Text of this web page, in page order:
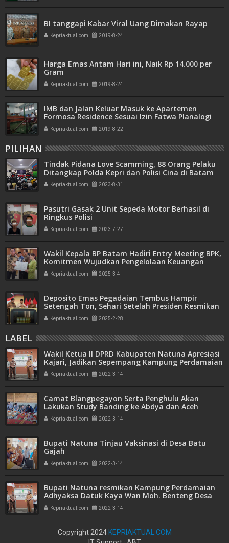
BI tanggapi Kabar Viral Uang Dimakan Rayap
Kepriaktual.com 2019-8-24
Harga Emas Antam Hari ini, Naik Rp 14.000 per
Gram
Kepriaktual.com 2019-8-24
IMB dan Jalan Keluar Masuk ke Apartemen
Formosa Residence Sesuai Izin Fatwa Planalogi
Kepriaktual.com 2019-8-22
PILIHAN
Tindak Pidana Love Scamming, 88 Orang Pelaku
Ditangkap Polda Kepri dan Polisi Cina di Batam
Kepriaktual.com 2023-8-31
Pasutri Gasak 2 Unit Sepeda Motor Berhasil di
Ringkus Polisi
Kepriaktual.com 2023-7-27
Wakil Kepala BP Batam Hadiri Entry Meeting BPK,
Komitmen Wujudkan Pengelolaan Keuangan
Transparan dan Akuntabel
Kepriaktual.com 2025-3-4
Deposito Emas Pegadaian Tembus Hampir
Setengah Ton, Sehari Setelah Presiden Resmikan
Bank Emas
Kepriaktual.com 2025-2-28
LABEL
Wakil Ketua II DPRD Kabupaten Natuna Apresiasi
Kajari, Jadikan Sepempang Kampung Perdamaian
Addhyaksa
Kepriaktual.com 2022-3-14
Camat Blangpegayon Serta Penghulu Akan
Lakukan Study Banding ke Abdya dan Aceh
Selatan
Kepriaktual.com 2022-3-14
Bupati Natuna Tinjau Vaksinasi di Desa Batu
Gajah
Kepriaktual.com 2022-3-14
Bupati Natuna resmikan Kampung Perdamaian
Adhyaksa Datuk Kaya Wan Moh. Benteng Desa
Sepempang
Kepriaktual.com 2022-3-14
Copyright 2024KEPRIAKTUAL.COM